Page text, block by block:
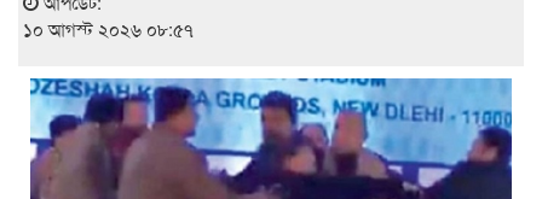
১০ আগস্ট ২০২৬ ০৮:৫৭